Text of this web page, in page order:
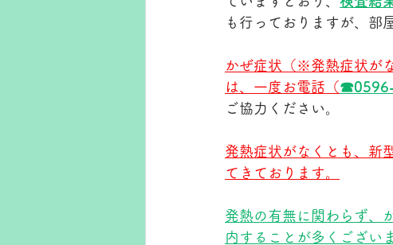
も行っておりますが、部
かぜ症状（※発熱症状が
は、一度お電話（
ご協力ください。
発熱症状がなくとも、新
てきております。
発熱の有無に関わらず、
内することが多くござい